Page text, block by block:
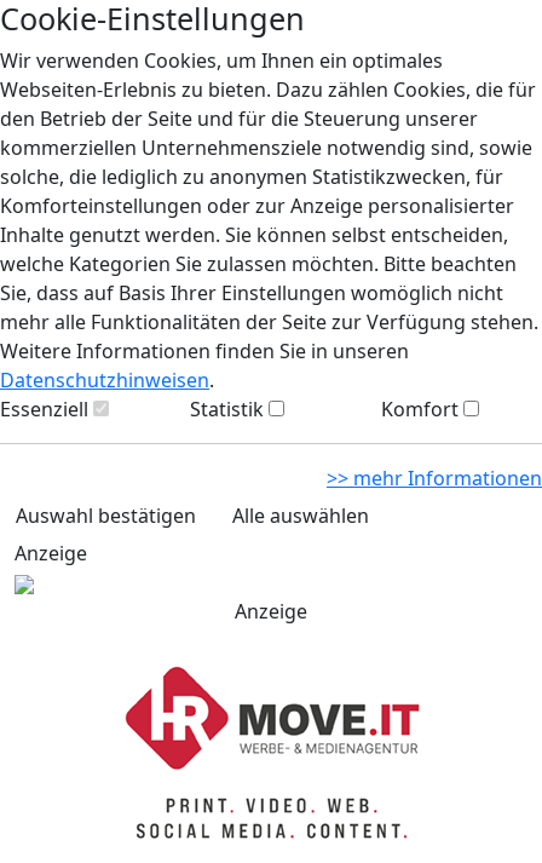
Cookie-Einstellungen
Wir verwenden Cookies, um Ihnen ein optimales
Webseiten-Erlebnis zu bieten. Dazu zählen Cookies, die für
den Betrieb der Seite und für die Steuerung unserer
kommerziellen Unternehmensziele notwendig sind, sowie
solche, die lediglich zu anonymen Statistikzwecken, für
Komforteinstellungen oder zur Anzeige personalisierter
Inhalte genutzt werden. Sie können selbst entscheiden,
welche Kategorien Sie zulassen möchten. Bitte beachten
Sie, dass auf Basis Ihrer Einstellungen womöglich nicht
mehr alle Funktionalitäten der Seite zur Verfügung stehen.
Weitere Informationen finden Sie in unseren
Datenschutzhinweisen.
Essenziell
Statistik Komfort
>> mehr Informationen
Auswahl bestätigen
Alle auswählen
Anzeige
Anzeige